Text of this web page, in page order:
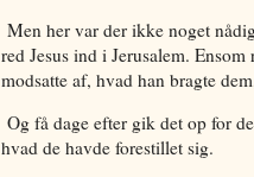
Men her var der ikke noget
red Jesus ind i Jerusalem.
modsatte af, hvad han bragte
Og få dage efter gik det op for
hvad de havde forestillet sig.